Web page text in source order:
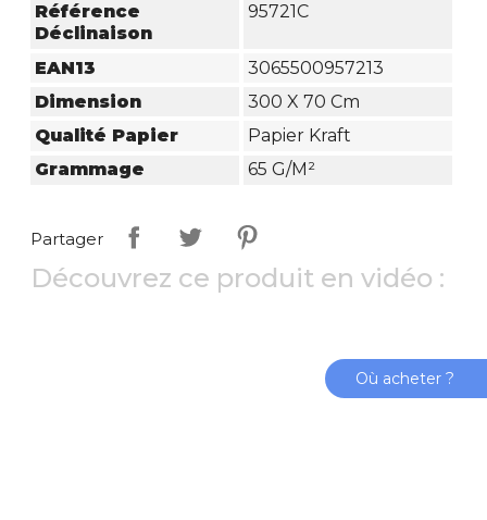
Référence
Déclinaison
95721C
EAN13
3065500957213
Dimension
300 X 70 Cm
Qualité Papier
Papier Kraft
Grammage
65 G/m²
Partager
Découvrez ce produit en vidéo :
Où acheter ?